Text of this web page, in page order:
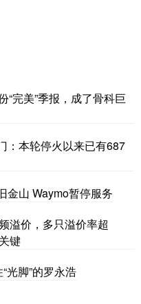
“完美”季报，成了骨科巨
：本轮停火以来已有687
金山 Waymo暂停服务
溢价，多只溢价率超
键
光脚”的罗永浩